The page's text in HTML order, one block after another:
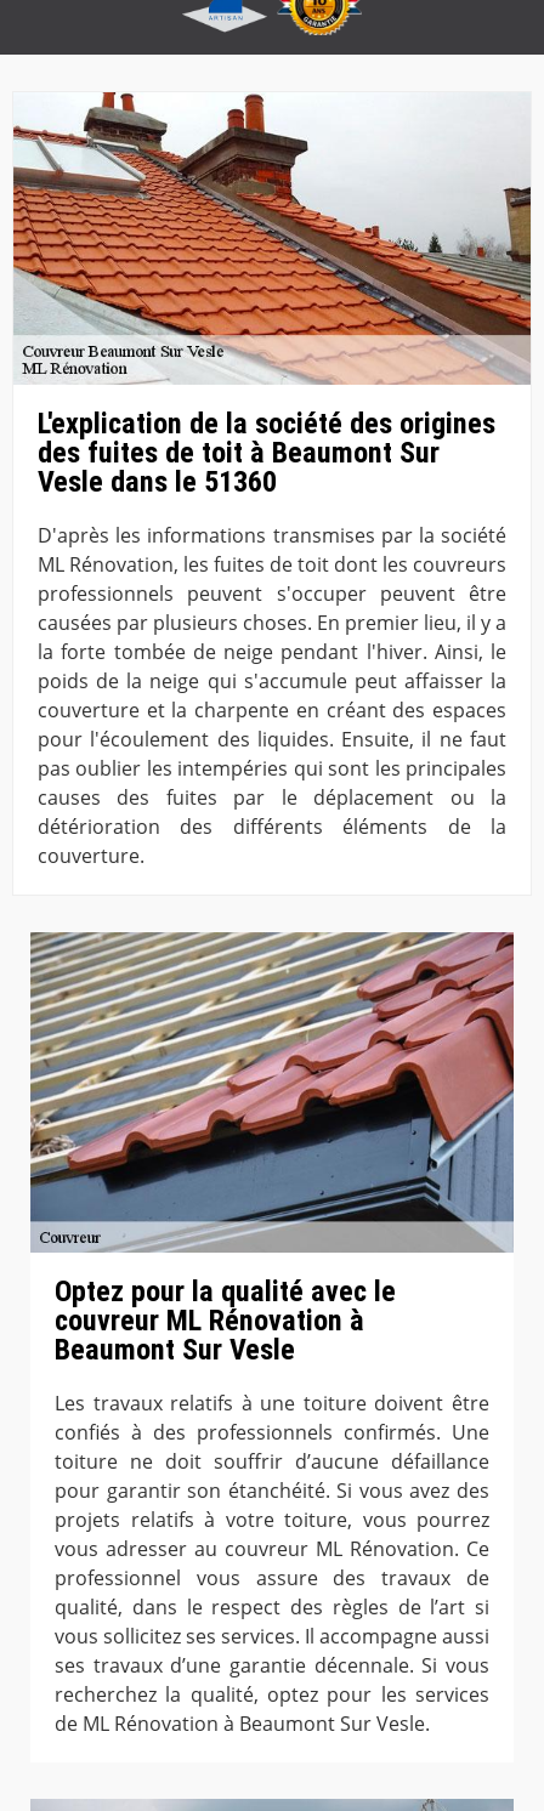
L'explication de la société des origines
des fuites de toit à Beaumont Sur
Vesle dans le 51360
D'après les informations transmises par la société
ML Rénovation, les fuites de toit dont les couvreurs
professionnels peuvent s'occuper peuvent être
causées par plusieurs choses. En premier lieu, il y a
la forte tombée de neige pendant l'hiver. Ainsi, le
poids de la neige qui s'accumule peut affaisser la
couverture et la charpente en créant des espaces
pour l'écoulement des liquides. Ensuite, il ne faut
pas oublier les intempéries qui sont les principales
causes des fuites par le déplacement ou la
détérioration des différents éléments de la
couverture.
Optez pour la qualité avec le
couvreur ML Rénovation à
Beaumont Sur Vesle
Les travaux relatifs à une toiture doivent être
confiés à des professionnels confirmés. Une
toiture ne doit souffrir d’aucune défaillance
pour garantir son étanchéité. Si vous avez des
projets relatifs à votre toiture, vous pourrez
vous adresser au couvreur ML Rénovation. Ce
professionnel vous assure des travaux de
qualité, dans le respect des règles de l’art si
vous sollicitez ses services. Il accompagne aussi
ses travaux d’une garantie décennale. Si vous
recherchez la qualité, optez pour les services
de ML Rénovation à Beaumont Sur Vesle.